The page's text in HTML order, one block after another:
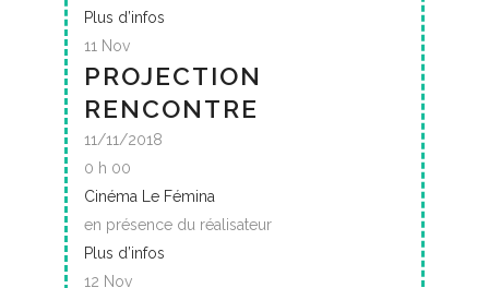
Plus d’infos
11 Nov
PROJECTION
RENCONTRE
11/11/2018
0 h 00
Cinéma Le Fémina
en présence du réalisateur
Plus d’infos
12 Nov